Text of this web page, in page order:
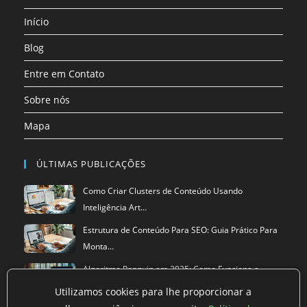
uma
nova
aba
uma
aba
uma
aba
uma
aba
uma
aba
uma
aba
Início
Blog
Entre em Contato
Sobre nós
Mapa
ÚLTIMAS PUBLICAÇÕES
Como Criar Clusters de Conteúdo Usando
Inteligência Art…
Estrutura de Conteúdo Para SEO: Guia Prático Para
Monta…
Algoritmo Penguin em 2025: Como Funciona a
Versão Atual…
Utilizamos cookies para lhe proporcionar a